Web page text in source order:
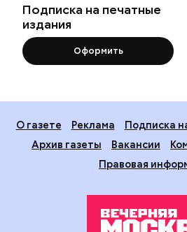
Подписка на печатные
издания
Оформить
О газете Реклама
Подписка
Архив газеты
Вакансии
Правовая